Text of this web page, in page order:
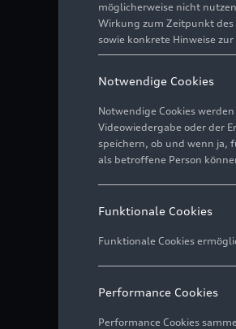
möglicherweise nicht
Wirkung zum Zeitpunkt
sowie konkrete Hinweise
Notwendige Cookies
Notwendige Cookies
Videowiedergabe oder der
speichern, ob und wenn ja,
als betroffene Person
Funktionale Cookies
Funktionale Cookies
Performance Cookies
Performance Cookies